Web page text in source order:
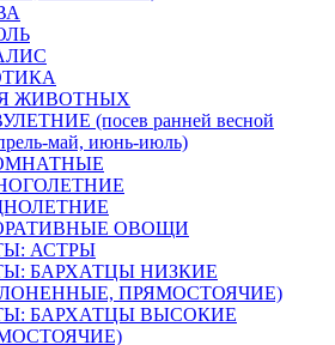
ЖИВОТНЫХ
(посев ранней весной
май, июнь-июль)
ОВОЩИ
АСТРЫ
БАРХАТЦЫ НИЗКИЕ
ПРЯМОСТОЯЧИЕ)
БАРХАТЦЫ ВЫСОКИЕ